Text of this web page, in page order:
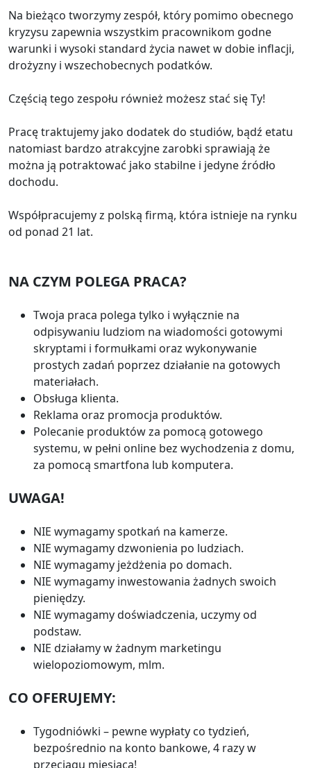
Na bieżąco tworzymy zespół, który pomimo obecnego
kryzysu zapewnia wszystkim pracownikom godne
warunki i wysoki standard życia nawet w dobie inflacji,
drożyzny i wszechobecnych podatków.
Częścią tego zespołu również możesz stać się Ty!
Pracę traktujemy jako dodatek do studiów, bądź etatu
natomiast bardzo atrakcyjne zarobki sprawiają że
można ją potraktować jako stabilne i jedyne źródło
dochodu.
Współpracujemy z polską firmą, która istnieje na rynku
od ponad 21 lat.
NA CZYM POLEGA PRACA?
Twoja praca polega tylko i wyłącznie na
odpisywaniu ludziom na wiadomości gotowymi
skryptami i formułkami oraz wykonywanie
prostych zadań poprzez działanie na gotowych
materiałach.
Obsługa klienta.
Reklama oraz promocja produktów.
Polecanie produktów za pomocą gotowego
systemu, w pełni online bez wychodzenia z domu,
za pomocą smartfona lub komputera.
UWAGA!
NIE wymagamy spotkań na kamerze.
NIE wymagamy dzwonienia po ludziach.
NIE wymagamy jeżdżenia po domach.
NIE wymagamy inwestowania żadnych swoich
pieniędzy.
NIE wymagamy doświadczenia, uczymy od
podstaw.
NIE działamy w żadnym marketingu
wielopoziomowym, mlm.
CO OFERUJEMY:
Tygodniówki – pewne wypłaty co tydzień,
bezpośrednio na konto bankowe, 4 razy w
przeciągu miesiąca!